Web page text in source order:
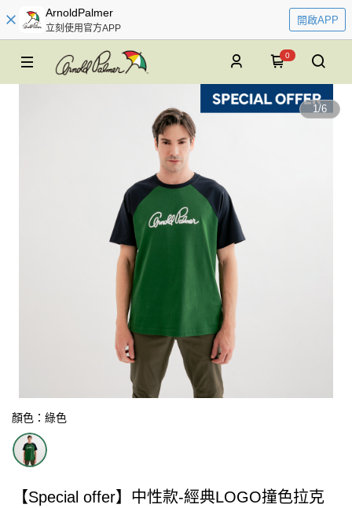
ArnoldPalmer
立刻使用官方APP
開啟APP
0
1/6
顏色：綠色
【Special offer】中性款-經典LOGO撞色拉克